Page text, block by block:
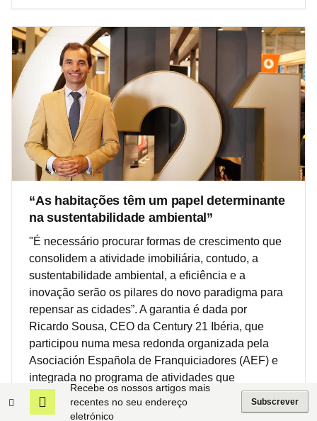
“As habitações têm um papel determinante
na sustentabilidade ambiental”
"É necessário procurar formas de crescimento que
consolidem a atividade imobiliária, contudo, a
sustentabilidade ambiental, a eficiência e a
inovação serão os pilares do novo paradigma para
repensar as cidades”. A garantia é dada por
Ricardo Sousa, CEO da Century 21 Ibéria, que
participou numa mesa redonda organizada pela
Asociación Española de Franquiciadores (AEF) e
integrada no programa de atividades que
decorreram em Madrid, Espanha, no âmbito da
Cimeira do Clima COP 25.
Recebe os nossos artigos mais
recentes no seu endereço
eletrónico
Subscrever